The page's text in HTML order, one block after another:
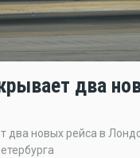
два
два новых рейса в